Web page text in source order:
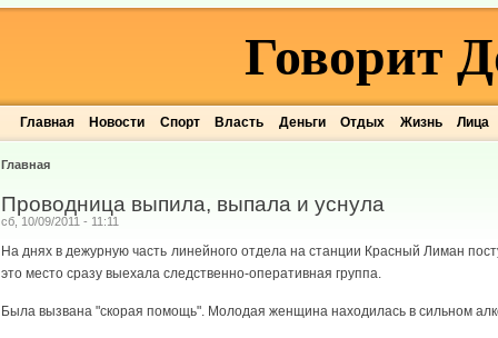
Главная Новости Спорт Власть Деньги Отдых Жизнь Лица
Говорит
Главная
Проводница выпила, выпала и уснула
сб, 10/09/2011 - 11:11
На днях в дежурную часть линейного отдела на станции Красный Лиман
это место сразу выехала следственно-оперативная группа.
Была вызвана "скорая помощь". Молодая женщина находилась в сильном